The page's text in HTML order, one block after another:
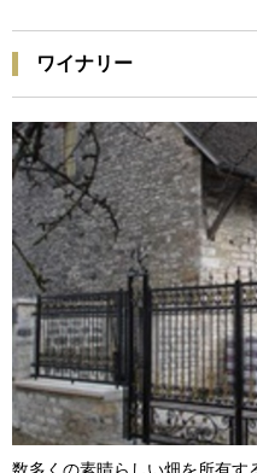
ワイナリー
数多くの素晴らしい畑を所有す